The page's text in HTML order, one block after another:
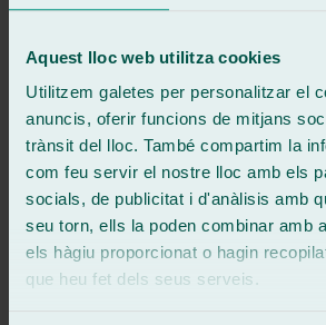
Aquest lloc web utilitza cookies
Utilitzem galetes per personalitzar el
anuncis, oferir funcions de mitjans
trànsit del lloc. També compartim la
com feu servir el nostre lloc amb els
socials, de publicitat i d'anàlisis amb
seu torn, ells la poden combinar amb
els hàgiu proporcionat o hagin
que heu fet dels seus serveis.
la feina, garantint resultats eficients i
I LLEST!
Després de completar la reparació, et
amb la lluna en perfecte estat.
sense complicacions.
Garantia per a tota la vida
Durabilitat i qualitat